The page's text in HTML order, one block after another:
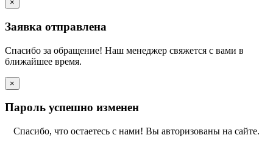
×
Заявка отправлена
Спасибо за обращение! Наш менеджер свяжется с вами в
ближайшее время.
×
Пароль успешно изменен
Спасибо, что остаетесь с нами! Вы авторизованы на сайте.